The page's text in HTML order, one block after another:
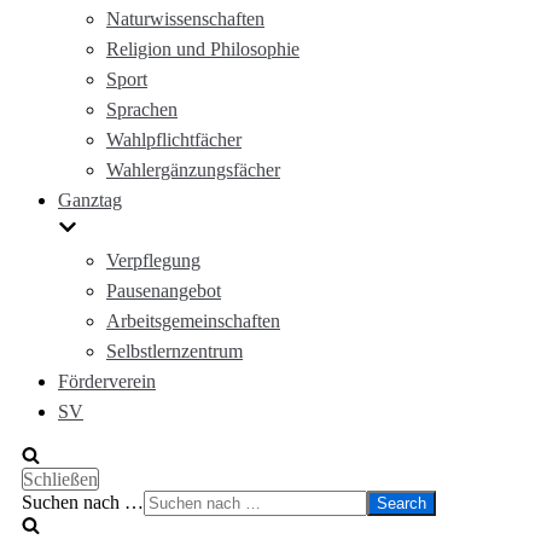
Naturwissenschaften
Religion und Philosophie
Sport
Sprachen
Wahlpflichtfächer
Wahlergänzungsfächer
Ganztag
Verpflegung
Pausenangebot
Arbeitsgemeinschaften
Selbstlernzentrum
Förderverein
SV
Schließen
Suchen nach …